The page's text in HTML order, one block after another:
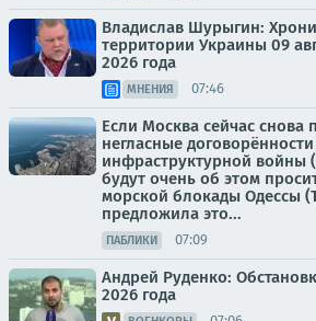
Владислав Шурыгин:
территории Украины 09
2026 года
МНЕНИЯ 07:46
Если Москва сейчас снова
негласные
инфраструктурной
будут очень об этом
морской блокады Одессы
предложила это...
ПАБЛИКИ 07:09
Андрей Руденко:
2026 года